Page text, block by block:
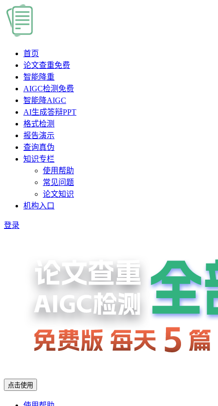
首页
论文查重免费
智能降重
AIGC检测 免费
智能降AIGC
AI生成答辩PPT
格式检测
报告演示
查询真伪
知识专栏
使用帮助
常见问题
论文知识
机构入口
登录
点击使用